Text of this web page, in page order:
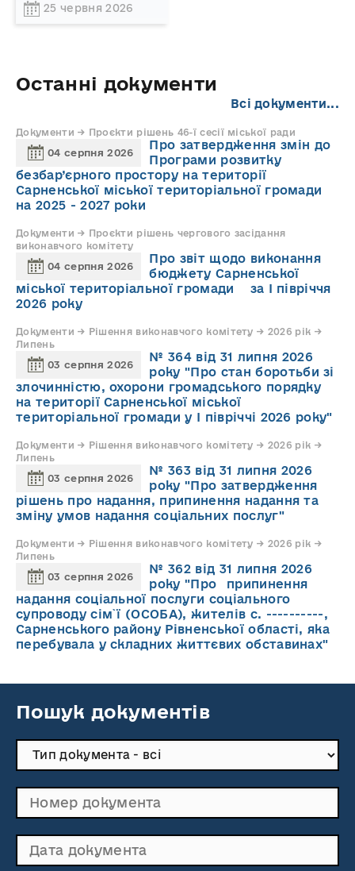
25 червня 2026
Останні документи
Всі документи...
Документи → Проєкти рішень 46-ї сесії міської ради
04 серпня 2026
Про затвердження змін до
Програми розвитку
безбар’єрного простору на території
Сарненської міської територіальної громади
на 2025 - 2027 роки
Документи → Проєкти рішень чергового засідання
виконавчого комітету
04 серпня 2026
Про звіт щодо виконання
бюджету Сарненської
міської територіальної громади за І півріччя
2026 року
Документи → Рішення виконавчого комітету → 2026 рік →
Липень
03 серпня 2026
№ 364 від 31 липня 2026
року "Про стан боротьби зі
злочинністю, охорони громадського порядку
на території Сарненської міської
територіальної громади у І півріччі 2026 року"
Документи → Рішення виконавчого комітету → 2026 рік →
Липень
03 серпня 2026
№ 363 від 31 липня 2026
року "Про затвердження
рішень про надання, припинення надання та
зміну умов надання соціальних послуг"
Документи → Рішення виконавчого комітету → 2026 рік →
Липень
03 серпня 2026
№ 362 від 31 липня 2026
року "Про припинення
надання соціальної послуги соціального
супроводу cім`ї (ОСОБА), жителів с. ----------,
Сарненського району Рівненської області, яка
перебувала у складних життєвих обставинах"
Пошук документів